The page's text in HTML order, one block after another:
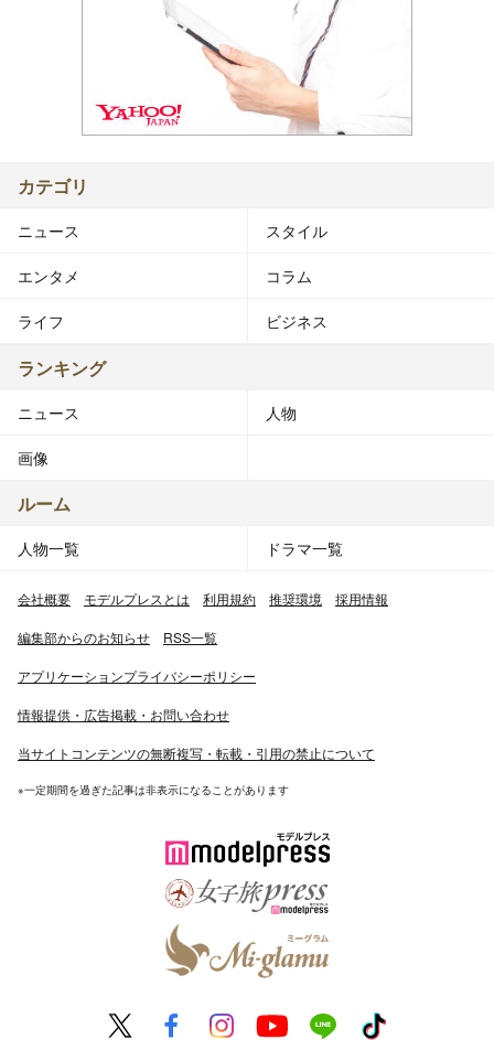
カテゴリ
ニュース スタイル
エンタメ コラム
ライフ ビジネス
ランキング
ニュース 人物
画像
ルーム
人物一覧 ドラマ一覧
会社概要 モデルプレスとは 利用規約 推奨環境 採用情報
編集部からのお知らせ RSS一覧
アプリケーションプライバシーポリシー
情報提供・広告掲載・お問い合わせ
当サイトコンテンツの無断複写・転載・引用の禁止について
※一定期間を過ぎた記事は非表示になることがあります